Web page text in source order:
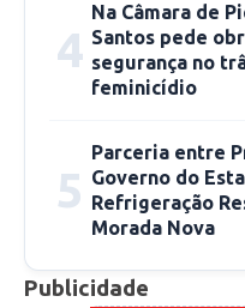
da população
4
Na Câmara de
Santos pede
segurança no
feminicídio
5
Parceria entre
Governo do
Refrigeração
Morada Nova
Publicidade